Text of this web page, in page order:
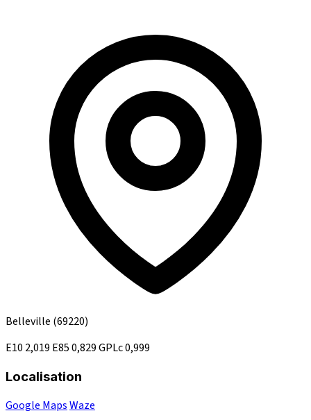
Belleville (69220)
E10 2,019 E850,829GPLc0,999
Localisation
Google MapsWaze